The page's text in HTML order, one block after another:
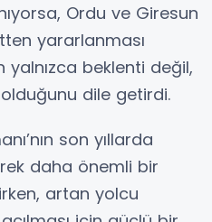
Ordu ve Giresun
yararlanması
yalnızca beklenti değil,
dile getirdi.
son yıllarda
daha önemli bir
artan yolcu